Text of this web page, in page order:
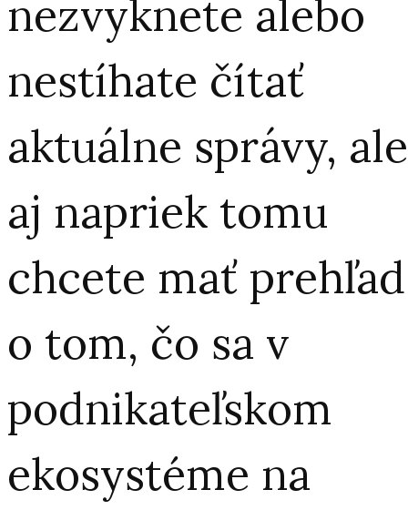
nezvyknete alebo
nestíhate čítať
aktuálne správy, ale
aj napriek tomu
chcete mať prehľad
o tom, čo sa v
podnikateľskom
ekosystéme na